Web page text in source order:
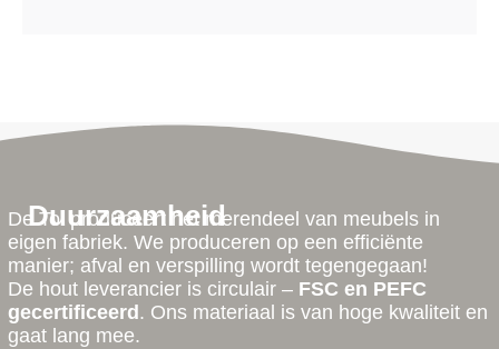
Duurzaamheid
De Tol produceert het merendeel van meubels in
eigen fabriek. We produceren op een efficiënte
manier; afval en verspilling wordt tegengegaan!
De hout leverancier is circulair – FSC en PEFC
gecertificeerd . Ons materiaal is van hoge kwaliteit en
gaat lang mee.